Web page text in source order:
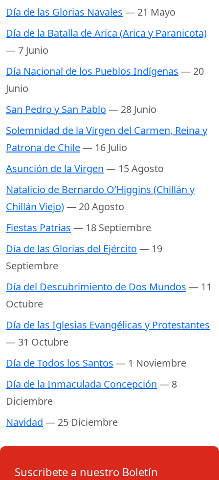
Día de las Glorias Navales — 21 Mayo
Día de la Batalla de Arica (Arica y Paranicota)
— 7 Junio
Día Nacional de los Pueblos Indígenas — 20
Junio
San Pedro y San Pablo — 28 Junio
Solemnidad de la Virgen del Carmen, Reina y
Patrona de Chile— 16 Julio
Asunción de la Virgen — 15 Agosto
Natalicio de Bernardo O’Higgins (Chillán y
Chillán Viejo)— 20 Agosto
Fiestas Patrias — 18 Septiembre
Día de las Glorias del Ejército — 19
Septiembre
Día del Descubrimiento de Dos Mundos — 11
Octubre
Día de las Iglesias Evangélicas y Protestantes
— 31 Octubre
Día de Todos los Santos — 1 Noviembre
Día de la Inmaculada Concepción — 8
Diciembre
Navidad — 25 Diciembre
Suscribete a nuestro Boletín